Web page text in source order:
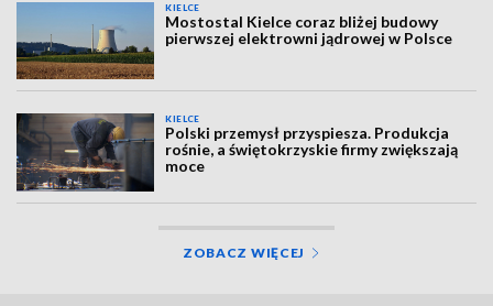
KIELCE
Mostostal Kielce coraz bliżej budowy
pierwszej elektrowni jądrowej w Polsce
KIELCE
Polski przemysł przyspiesza. Produkcja
rośnie, a świętokrzyskie firmy zwiększają
moce
ZOBACZ WIĘCEJ